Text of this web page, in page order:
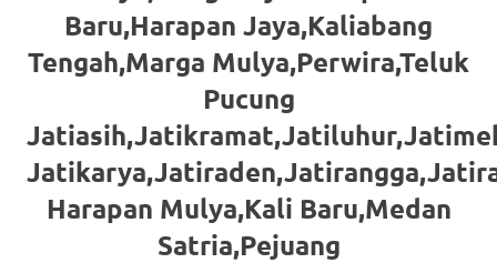
replica
Discover
More
Here
Baru,Harapan Jaya,Kaliabang
Tengah,Marga Mulya,Perwira,Teluk
Pucung
Harapan Mulya,Kali Baru,Medan
Satria,Pejuang